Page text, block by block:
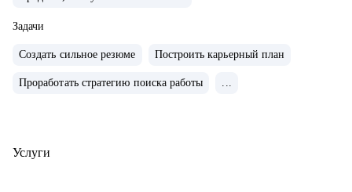
процессов.
• Спикер-эксперт в Phoenix Education — бюро
образовательных проектов.
сопроводительное письмо.
Задачи
Создать сильное резюме Построить карьерный план
Проработать стратегию поиска работы ...
Услуги